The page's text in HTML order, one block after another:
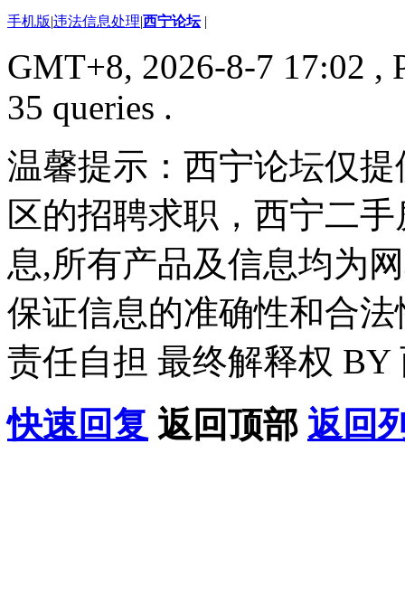
手机版|违法信息处理|西宁论坛 |
GMT+8, 2026-8-7 17:02 ,
35 queries .
温馨提示：西宁论坛仅
区的招聘求职，西宁二
息,所有产品及信息均为
保证信息的准确性和合
责任自担 最终解释权 BY
快速回复 返回顶部 返回